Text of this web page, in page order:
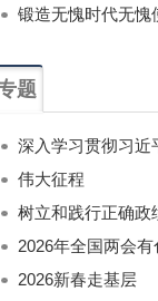
题
深入学习贯彻习近
伟大征程
树立和践行正确政
2026年全国两会
2026新春走基层